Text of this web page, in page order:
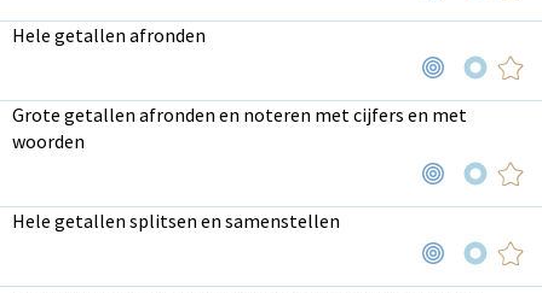
Hele getallen afronden
Grote getallen afronden en noteren met cijfers en met
woorden
Hele getallen splitsen en samenstellen